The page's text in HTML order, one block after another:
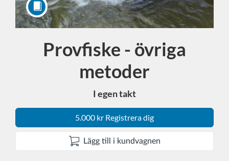
Provfiske - övriga
metoder
I egen takt
5.000 kr Registrera dig
Lägg till i kundvagnen